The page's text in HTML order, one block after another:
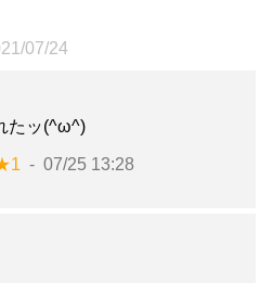
07/24
たッ(^ω^)
07/25 13:28